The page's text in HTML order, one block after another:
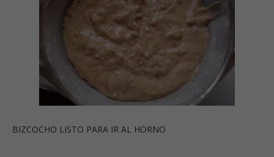
BIZCOCHO LISTO PARA IR AL HORNO